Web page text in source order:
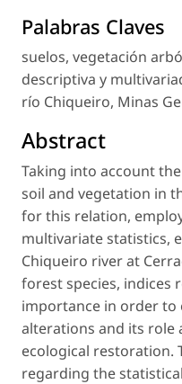
Palabras Claves
suelos, vegetación
descriptiva y
río Chiqueiro, Minas
Abstract
Taking into account
soil and vegetation in
for this relation,
multivariate statistics,
Chiqueiro river at
forest species, indices
importance in order to
alterations and its role
ecological restoration.
regarding the